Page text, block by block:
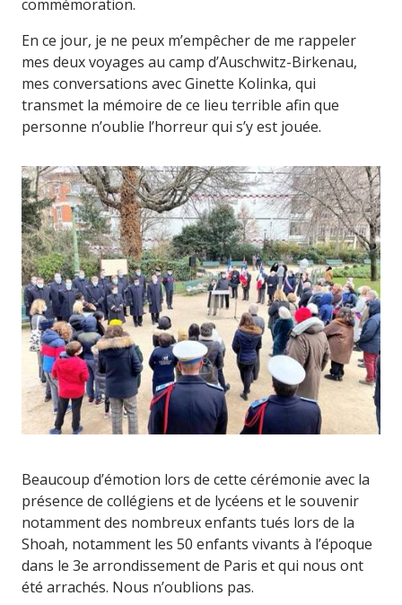
commémoration.
En ce jour, je ne peux m’empêcher de me rappeler
mes deux voyages au camp d’Auschwitz-Birkenau,
mes conversations avec Ginette Kolinka, qui
transmet la mémoire de ce lieu terrible afin que
personne n’oublie l’horreur qui s’y est jouée.
Beaucoup d’émotion lors de cette cérémonie avec la
présence de collégiens et de lycéens et le souvenir
notamment des nombreux enfants tués lors de la
Shoah, notamment les 50 enfants vivants à l’époque
dans le 3e arrondissement de Paris et qui nous ont
été arrachés. Nous n’oublions pas.